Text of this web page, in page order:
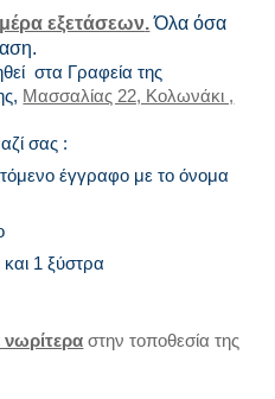
μέρα εξετάσεων. Όλα όσα
.
στα Γραφεία της
Μασσαλίας 22, Κολωνάκι ,
σας :
έγγραφο με το όνομα
1 ξύστρα
νωρίτερα στην τοποθεσία της